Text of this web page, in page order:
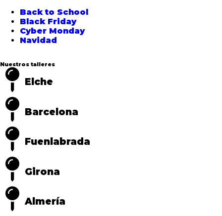
Back to School
Black Friday
Cyber Monday
Navidad
Nuestros talleres
Elche
Barcelona
Fuenlabrada
Girona
Almería